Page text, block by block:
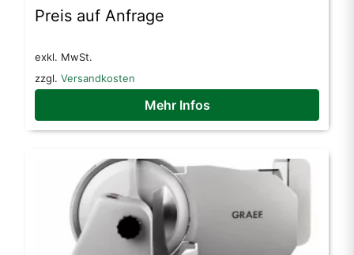
Preis auf Anfrage
exkl. MwSt.
zzgl. Versandkosten
Mehr Infos